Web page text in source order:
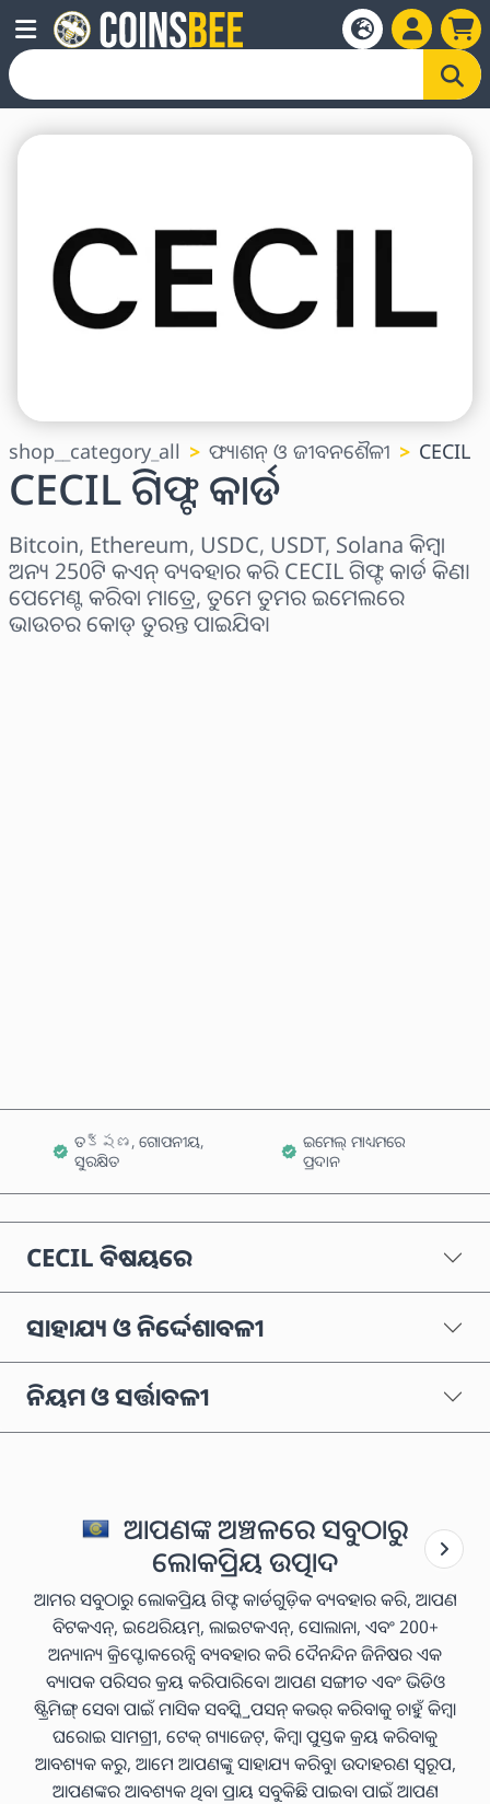
shop__category_all ଫ୍ୟାଶନ୍ ଓ ଜୀବନଶୈଳୀ CECIL
CECIL ଗିଫ୍ଟ କାର୍ଡ
Bitcoin, Ethereum, USDC, USDT, Solana କିମ୍ବା
ଅନ୍ୟ 250ଟି କଏନ୍ ବ୍ୟବହାର କରି CECIL ଗିଫ୍ଟ କାର୍ଡ କିଣ।
ପେମେଣ୍ଟ କରିବା ମାତ୍ରେ, ତୁମେ ତୁମର ଇମେଲରେ
ଭାଉଚର କୋଡ୍ ତୁରନ୍ତ ପାଇଯିବ।
ତక్షణ, ଗୋପନୀୟ,
ସୁରକ୍ଷିତ
ଇମେଲ୍ ମାଧ୍ୟମରେ
ପ୍ରଦାନ
CECIL ବିଷୟରେ
ସାହାଯ୍ୟ ଓ ନିର୍ଦ୍ଦେଶାବଳୀ
ନିୟମ ଓ ସର୍ତ୍ତାବଳୀ
ଆପଣଙ୍କ ଅଞ୍ଚଳରେ ସବୁଠାରୁ
ଲୋକପ୍ରିୟ ଉତ୍ପାଦ
ଆମର ସବୁଠାରୁ ଲୋକପ୍ରିୟ ଗିଫ୍ଟ କାର୍ଡଗୁଡ଼ିକ ବ୍ୟବହାର କରି, ଆପଣ
ବିଟକଏନ୍, ଇଥେରିୟମ୍, ଲାଇଟକଏନ୍, ସୋଲାନା, ଏବଂ 200+
ଅନ୍ୟାନ୍ୟ କ୍ରିପ୍ଟୋକରେନ୍ସି ବ୍ୟବହାର କରି ଦୈନନ୍ଦିନ ଜିନିଷର ଏକ
ବ୍ୟାପକ ପରିସର କ୍ରୟ କରିପାରିବେ। ଆପଣ ସଙ୍ଗୀତ ଏବଂ ଭିଡିଓ
ଷ୍ଟ୍ରିମିଙ୍ଗ୍ ସେବା ପାଇଁ ମାସିକ ସବସ୍କ୍ରିପସନ୍ କଭର୍ କରିବାକୁ ଚାହୁଁ କିମ୍ବା
ଘରୋଇ ସାମଗ୍ରୀ, ଟେକ୍ ଗ୍ୟାଜେଟ୍, କିମ୍ବା ପୁସ୍ତକ କ୍ରୟ କରିବାକୁ
ଆବଶ୍ୟକ କରୁ, ଆମେ ଆପଣଙ୍କୁ ସାହାଯ୍ୟ କରିବୁ। ଉଦାହରଣ ସ୍ୱରୂପ,
ଆପଣଙ୍କର ଆବଶ୍ୟକ ଥିବା ପ୍ରାୟ ସବୁକିଛି ପାଇବା ପାଇଁ ଆପଣ